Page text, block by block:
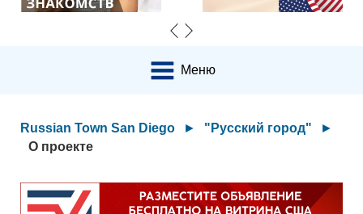
Меню
Russian Town San Diego ► "Русский город"
►
О проекте